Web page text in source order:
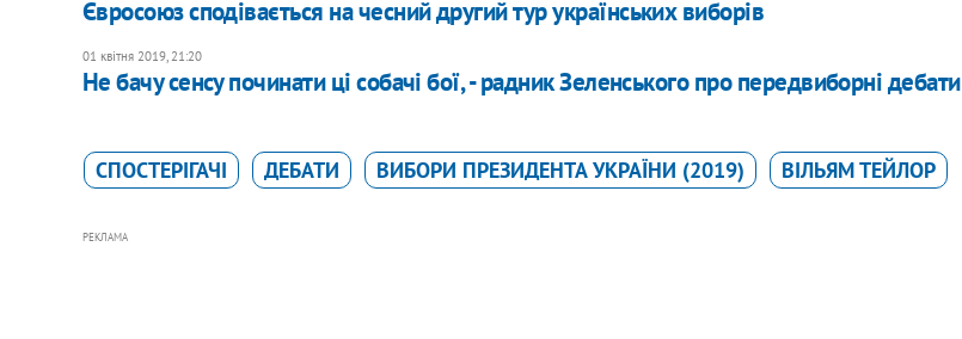
Євросоюз сподівається на чесний другий тур українських виборів
01 квітня 2019, 21:20
Не бачу сенсу починати ці собачі бої, - радник Зеленського про передвиборні дебати
СПОСТЕРІГАЧІ ДЕБАТИ ВИБОРИ ПРЕЗИДЕНТА УКРАЇНИ (2019) ВІЛЬЯМ ТЕЙЛОР
РЕКЛАМА